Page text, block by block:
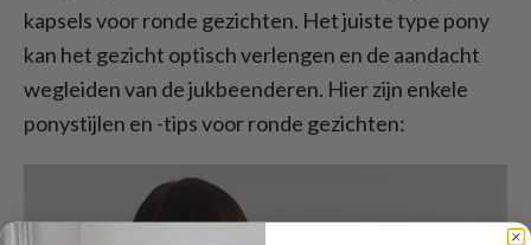
kapsels voor ronde gezichten. Het juiste type pony
kan het gezicht optisch verlengen en de aandacht
wegleiden van de jukbeenderen. Hier zijn enkele
ponystijlen en -tips voor ronde gezichten: